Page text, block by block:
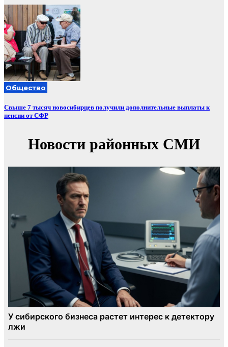
Общество
Свыше 7 тысяч новосибирцев получили дополнительные выплаты к
пенсии от СФР